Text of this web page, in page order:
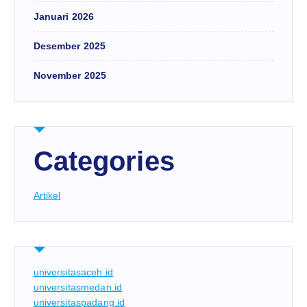
Januari 2026
Desember 2025
November 2025
Categories
Artikel
universitasaceh.id
universitasmedan.id
universitaspadang.id